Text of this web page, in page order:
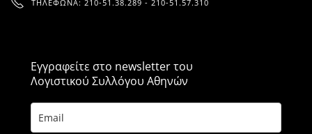
ΤΗΛΈΦΩΝΑ: 210-51.38.289 - 210-51.57.310
Εγγραφείτε στο newsletter του
Λογιστικού Συλλόγου Αθηνών